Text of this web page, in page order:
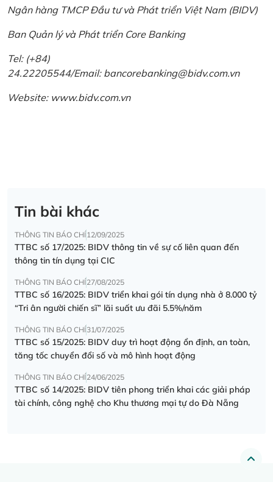
Ngân hàng TMCP Đầu tư và Phát triển Việt Nam (BIDV)
Ban Quản lý và Phát triển Core Banking
Tel: (+84)
24.22205544/Email: bancorebanking@bidv.com.vn
Website: www.bidv.com.vn
Tin bài khác
THÔNG TIN BÁO CHÍ12/09/2025
TTBC số 17/2025: BIDV thông tin về sự cố liên quan đến
thông tin tín dụng tại CIC
THÔNG TIN BÁO CHÍ27/08/2025
TTBC số 16/2025: BIDV triển khai gói tín dụng nhà ở 8.000 tỷ
“Tri ân người chiến sĩ” lãi suất ưu đãi 5.5%/năm
THÔNG TIN BÁO CHÍ31/07/2025
TTBC số 15/2025: BIDV duy trì hoạt động ổn định, an toàn,
tăng tốc chuyển đổi số và mô hình hoạt động
THÔNG TIN BÁO CHÍ24/06/2025
TTBC số 14/2025: BIDV tiên phong triển khai các giải pháp
tài chính, công nghệ cho Khu thương mại tự do Đà Nẵng